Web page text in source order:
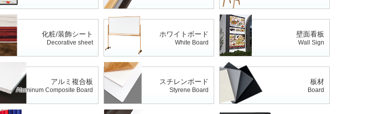
化粧/装飾シート
Decorative sheet
ホワイトボード
White Board
壁面看板
Wall Sign
アルミ複合板
Aluminum Composite Board
スチレンボード
Styrene Board
板材
Board